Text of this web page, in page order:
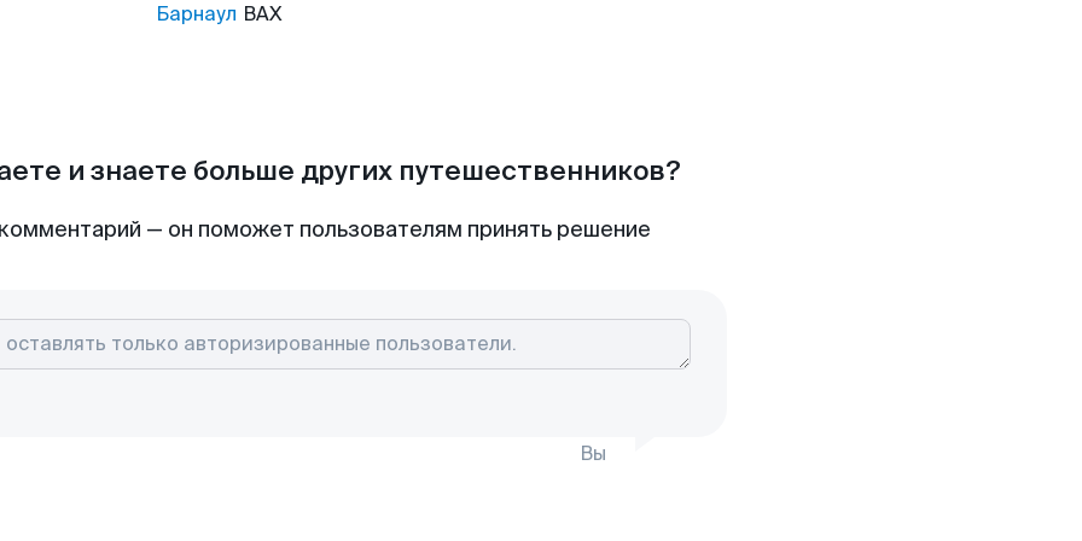
Барнаул BAX
и знаете больше других путешественников?
— он поможет пользователям принять решение
Вы